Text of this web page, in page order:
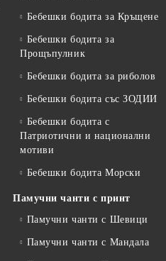
Бебешки бодита за Кръщене
Бебешки бодита за
Прощъпулник
Бебешки бодита за риболов
Бебешки бодита със ЗОДИИ
Бебешки бодита с
Патриотични и национални
мотиви
Бебешки бодита Морски
Памучни чанти с принт
Памучни чанти с Шевици
Памучни чанти с Мандала